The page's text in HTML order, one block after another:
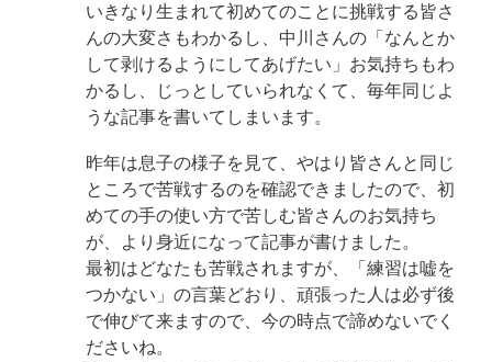
いきなり生まれて初めてのことに挑戦する皆さ
んの大変さもわかるし、中川さんの「なんとか
して剥けるようにしてあげたい」お気持ちもわ
かるし、じっとしていられなくて、毎年同じよ
うな記事を書いてしまいます。
昨年は息子の様子を見て、やはり皆さんと同じ
ところで苦戦するのを確認できましたので、初
めての手の使い方で苦しむ皆さんのお気持ち
が、より身近になって記事が書けました。
最初はどなたも苦戦されますが、「練習は嘘を
つかない」の言葉どおり、頑張った人は必ず後
で伸びて来ますので、今の時点で諦めないでく
ださいね。